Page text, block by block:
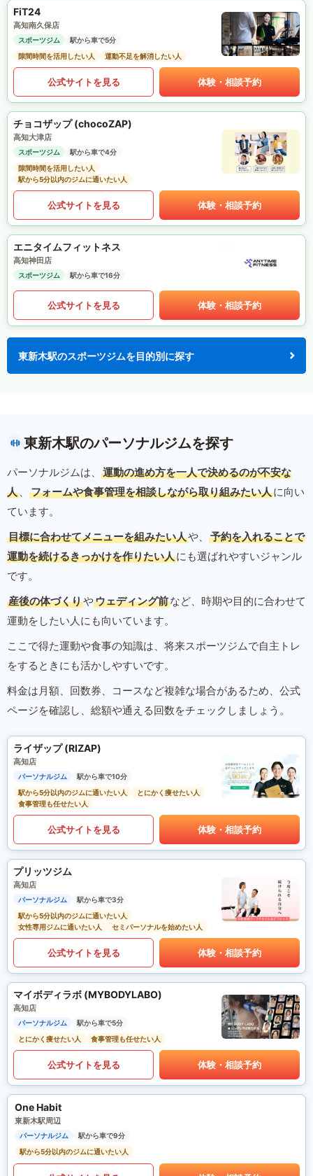
FiT24
高知南久保店
スポーツジム
駅から車で5分
隙間時間を活用したい人
運動不足を解消したい人
公式サイトを見る 体験・相談予約
チョコザップ (chocoZAP)
高知大津店
スポーツジム
駅から車で4分
隙間時間を活用したい人
駅から5分以内のジムに通いたい人
公式サイトを見る 体験・相談予約
エニタイムフィットネス
高知神田店
スポーツジム 駅から車で16分
公式サイトを見る 体験・相談予約
東新木駅のスポーツジムを目的別に探す
東新木駅のパーソナルジムを探す
パーソナルジムは、
運動の進め方を一人で決めるのが不安な
人 、 フォームや食事管理を相談しながら取り組みたい人に向い
ています。
目標に合わせてメニューを組みたい人や、
予約を入れることで
運動を続けるきっかけを作りたい人にも選ばれやすいジャンル
です。
産後の体づくりやウェディング前など、時期や目的に合わせて
運動をしたい人にも向いています。
ここで得た運動や食事の知識は、将来スポーツジムで自主トレ
をするときにも活かしやすいです。
料金は月額、回数券、コースなど複雑な場合があるため、公式
ページを確認し、総額や通える回数をチェックしましょう。
ライザップ (RIZAP)
高知店
パーソナルジム
駅から車で10分
駅から5分以内のジムに通いたい人
とにかく痩せたい人
食事管理も任せたい人
公式サイトを見る 体験・相談予約
プリッツジム
高知店
パーソナルジム
駅から車で3分
駅から5分以内のジムに通いたい人
女性専用ジムに通いたい人
セミパーソナルを始めたい人
公式サイトを見る 体験・相談予約
マイボディラボ (MYBODYLABO)
高知店
パーソナルジム
駅から車で5分
とにかく痩せたい人
食事管理も任せたい人
公式サイトを見る 体験・相談予約
One Habit
東新木駅周辺
パーソナルジム
駅から車で9分
駅から5分以内のジムに通いたい人